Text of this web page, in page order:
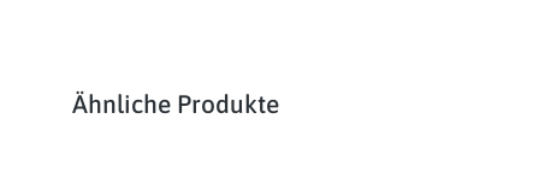
Produktgalerie überspringen
Ähnliche Produkte